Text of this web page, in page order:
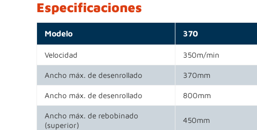
Especificaciones
Modelo 370
Velocidad 350m/min
Ancho máx. de desenrollado 370mm
Ancho máx. de desenrollado 800mm
Ancho máx. de rebobinado
(superior)
450mm